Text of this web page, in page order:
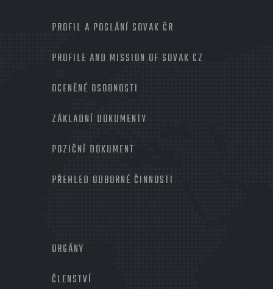
PROFIL A POSLÁNÍ SOVAK ČR
PROFILE AND MISSION OF SOVAK CZ
OCENĚNÉ OSOBNOSTI
ZÁKLADNÍ DOKUMENTY
POZIČNÍ DOKUMENT
PŘEHLED ODBORNÉ ČINNOSTI
ORGÁNY
ČLENSTVÍ